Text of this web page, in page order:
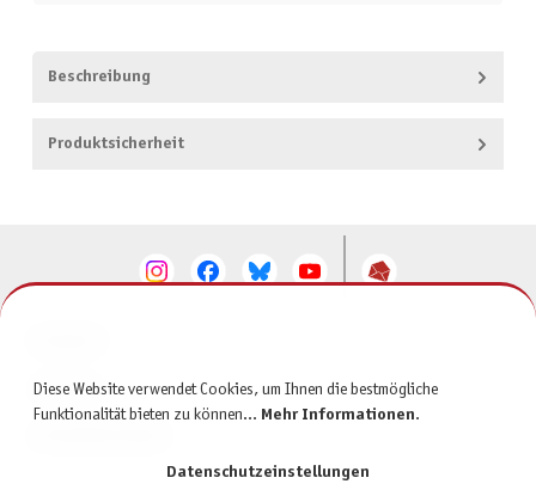
Beschreibung
Produktsicherheit
SERVICE
Diese Website verwendet Cookies, um Ihnen die bestmögliche
Funktionalität bieten zu können... Mehr Informationen.
Datenschutzeinstellungen